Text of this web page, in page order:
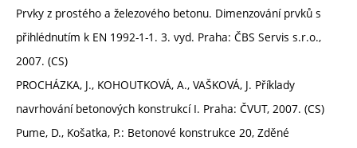
Prvky z prostého a železového betonu. Dimenzování prvků s
přihlédnutím k EN 1992-1-1. 3. vyd. Praha: ČBS Servis s.r.o.,
2007. (CS)
PROCHÁZKA, J., KOHOUTKOVÁ, A., VAŠKOVÁ, J. Příklady
navrhování betonových konstrukcí I. Praha: ČVUT, 2007. (CS)
Pume, D., Košatka, P.: Betonové konstrukce 20, Zděné